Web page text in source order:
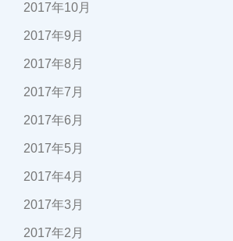
2017年10月
2017年9月
2017年8月
2017年7月
2017年6月
2017年5月
2017年4月
2017年3月
2017年2月